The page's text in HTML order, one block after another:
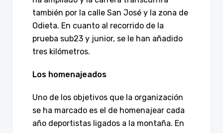
también por la calle San José y la zona de
Odieta. En cuanto al recorrido de la
prueba sub23 y junior, se le han añadido
tres kilómetros.
Los homenajeados
Uno de los objetivos que la organización
se ha marcado es el de homenajear cada
año deportistas ligados a la montaña. En